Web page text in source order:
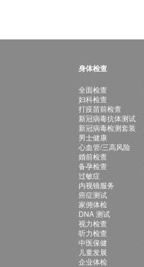
身体检查
全面检查
妇科检查
打疫苗前检查
新冠病毒抗体测试
新冠病毒检测套装
男士健康
心血管/三高风险
婚前检查
备孕检查
过敏症
内视镜服务
癌症测试
家佣体检
DNA 测试
视力检查
听力检查
中医保健
儿童发展
企业体检